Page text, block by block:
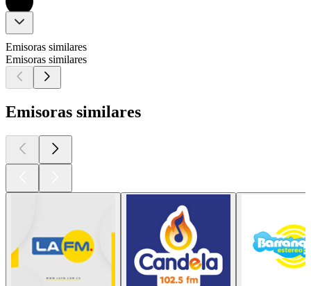
Emisoras similares
Emisoras similares
Emisoras similares